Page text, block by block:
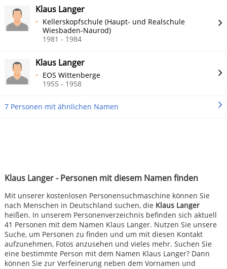
Klaus Langer - Personen mit diesem Namen finden
Mit unserer kostenlosen Personensuchmaschine können Sie
nach Menschen in Deutschland suchen, die Klaus Langer
heißen. In unserem Personenverzeichnis befinden sich aktuell
41 Personen mit dem Namen Klaus Langer. Nutzen Sie unsere
Suche, um Personen zu finden und um mit diesen Kontakt
aufzunehmen, Fotos anzusehen und vieles mehr. Suchen Sie
eine bestimmte Person mit dem Namen Klaus Langer? Dann
können Sie zur Verfeinerung neben dem Vornamen und
Klaus Langer
Kellerskopfschule (Haupt- und Realschule
Wiesbaden-Naurod)
1981 - 1984
Klaus Langer
EOS Wittenberge
1955 - 1958
7 Personen mit ähnlichen Namen